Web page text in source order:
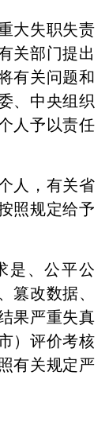
大失职失责
关部门提出
有关问题和
、中央组织
人予以责任
人，有关省
照规定给予
是、公平公
篡改数据、
果严重失真
）评价考核
有关规定严